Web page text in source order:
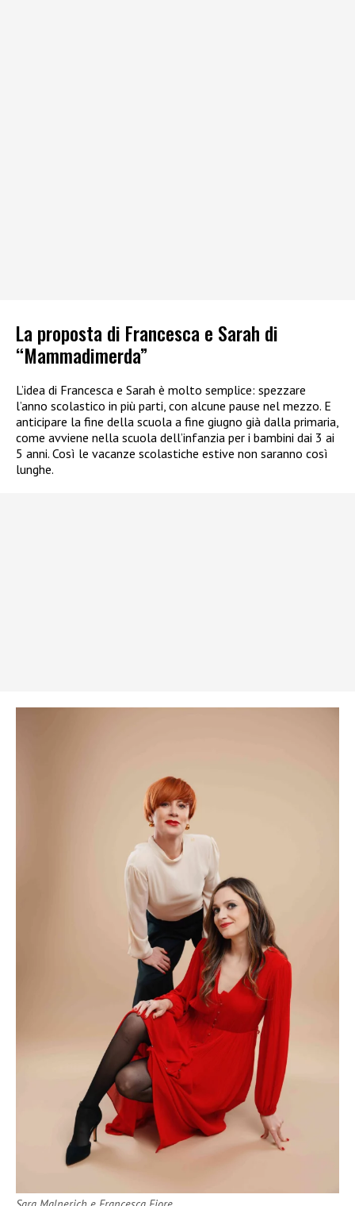
La proposta di Francesca e Sarah di
“Mammadimerda”
L’idea di Francesca e Sarah è molto semplice: spezzare
l’anno scolastico in più parti, con alcune pause nel mezzo. E
anticipare la fine della scuola a fine giugno già dalla primaria,
come avviene nella scuola dell’infanzia per i bambini dai 3 ai
5 anni. Così le vacanze scolastiche estive non saranno così
lunghe.